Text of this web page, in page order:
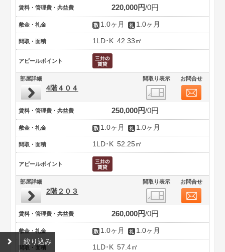
賃料・管理費・共益費 220,000円 0円
敷金・礼金 1.0ヶ月 1.0ヶ月
間取・面積 1LD･K 42.33㎡
アピールポイント
部屋詳細 間取り表示 お問合せ
4階４０４
賃料・管理費・共益費 250,000円 0円
敷金・礼金 1.0ヶ月 1.0ヶ月
間取・面積 1LD･K 52.25㎡
アピールポイント
部屋詳細 間取り表示 お問合せ
2階２０３
賃料・管理費・共益費 260,000円 0円
敷金・礼金 1.0ヶ月 1.0ヶ月
間取・面積 1LD･K 57.4㎡
絞り込み